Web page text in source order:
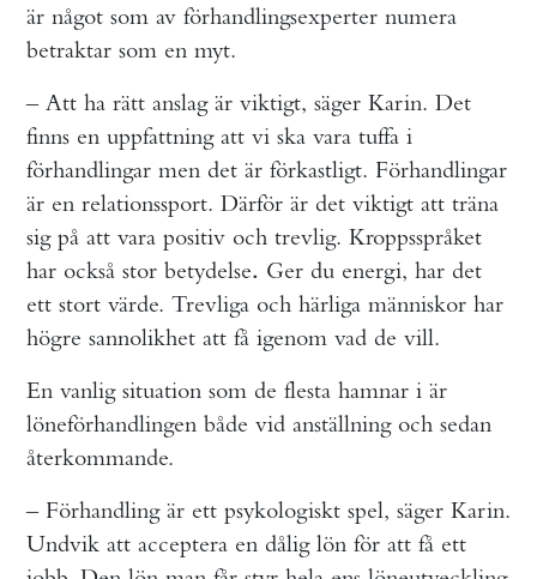
är något som av förhandlingsexperter numera
betraktar som en myt.
– Att ha rätt anslag är viktigt, säger Karin. Det
finns en uppfattning att vi ska vara tuffa i
förhandlingar men det är förkastligt. Förhandlingar
är en relationssport. Därför är det viktigt att träna
sig på att vara positiv och trevlig. Kroppsspråket
har också stor betydelse. Ger du energi, har det
ett stort värde. Trevliga och härliga människor har
högre sannolikhet att få igenom vad de vill.
En vanlig situation som de flesta hamnar i är
löneförhandlingen både vid anställning och sedan
återkommande.
– Förhandling är ett psykologiskt spel, säger Karin.
Undvik att acceptera en dålig lön för att få ett